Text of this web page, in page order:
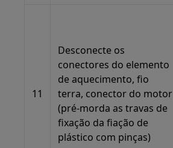
11
Desconecte os
conectores do elemento
de aquecimento, fio
terra, conector do motor
(pré-morda as travas de
fixação da fiação de
plástico com pinças)